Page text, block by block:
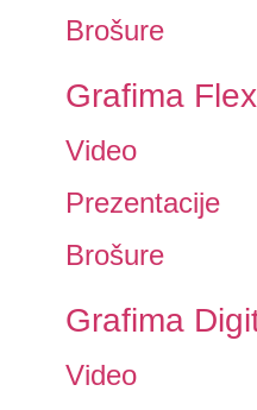
Brošure
Grafima
Video
Prezentacije
Brošure
Grafima
Video